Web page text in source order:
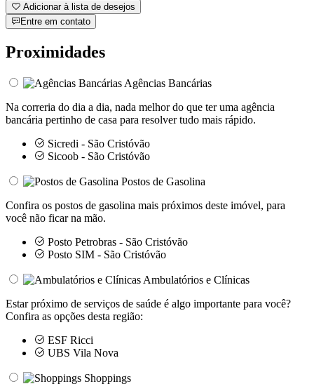
Adicionar à lista de desejos
Entre em contato
Proximidades
Agências Bancárias
Na correria do dia a dia, nada melhor do que ter uma agência
bancária pertinho de casa para resolver tudo mais rápido.
Sicredi - São Cristóvão
Sicoob - São Cristóvão
Postos de Gasolina
Confira os postos de gasolina mais próximos deste imóvel, para
você não ficar na mão.
Posto Petrobras - São Cristóvão
Posto SIM - São Cristóvão
Ambulatórios e Clínicas
Estar próximo de serviços de saúde é algo importante para você?
Confira as opções desta região:
ESF Ricci
UBS Vila Nova
Shoppings